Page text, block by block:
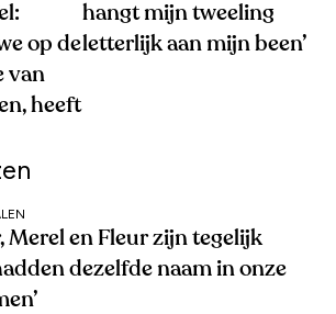
op de
van
heeft
hangt mijn tweeling
letterlijk aan mijn been’
Merel en Fleur zijn tegelijk
dezelfde naam in onze